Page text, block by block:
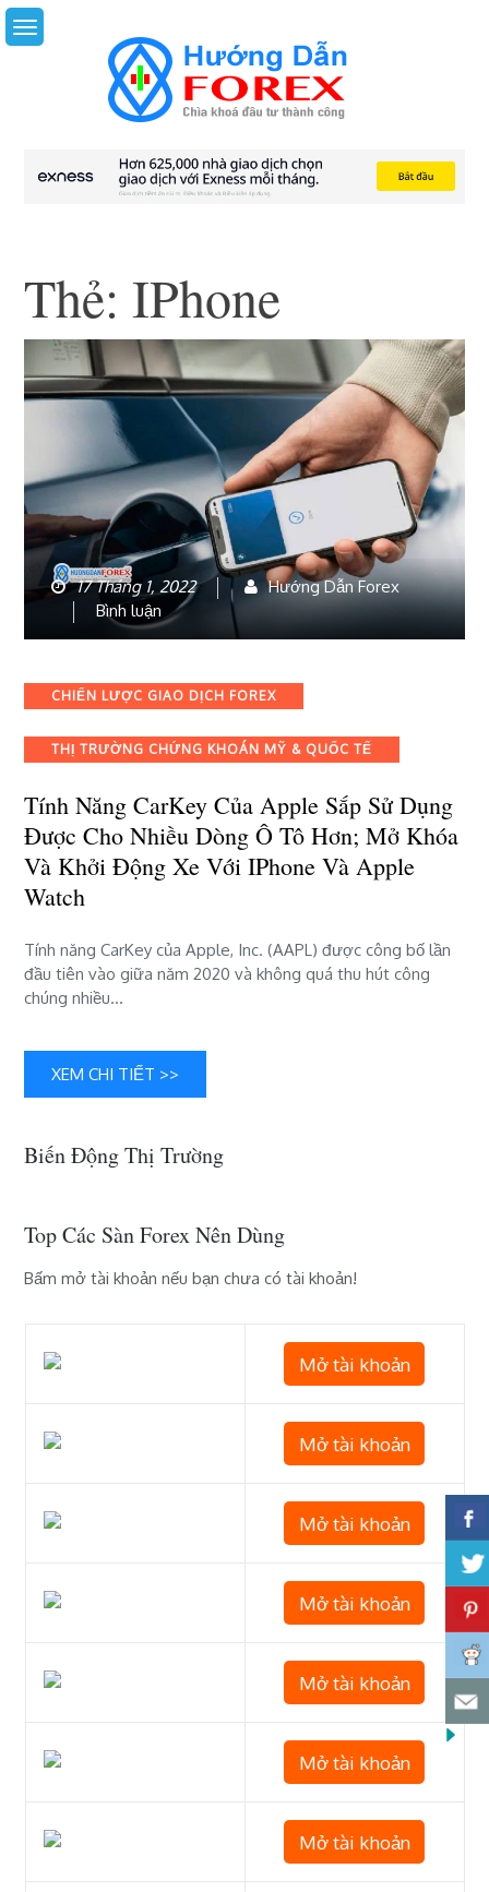
Skip
to
Thẻ:IPhone
17 Tháng 1, 2022
Hướng Dẫn Forex
Bình luận bài
năng
CarKey
Apple
sử
dụng
được
cho
ô
tô
và
với
Apple
Categories
CHIẾN LƯỢC GIAO DỊCH FOREX
THỊ TRƯỜNG CHỨNG KHOÁN MỸ & QUỐC TẾ
Tính Năng CarKey Của Apple Sắp Sử Dụng
Được Cho Nhiều Dòng Ô Tô Hơn; Mở Khóa
Và Khởi Động Xe Với IPhone Và Apple
Watch
Tính năng CarKey của Apple, Inc. (AAPL) được công bố lần
đầu tiên vào giữa năm 2020 và không quá thu hút công
chúng nhiều…
XEM CHI TIẾT >>
Biến Động Thị Trường
Top Các Sàn Forex Nên Dùng
Bấm mở tài khoản nếu bạn chưa có tài khoản!
Mở tài khoản
Mở tài khoản
Mở tài khoản
Mở tài khoản
Mở tài khoản
Mở tài khoản
Mở tài khoản